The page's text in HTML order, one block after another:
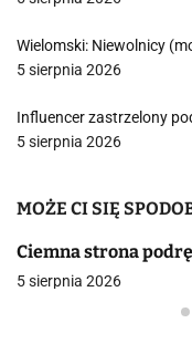
Wielomski: Niewolnicy
5 sierpnia 2026
Influencer zastrzelony
5 sierpnia 2026
MOŻE CI SIĘ
Ciemna strona
5 sierpnia 2026